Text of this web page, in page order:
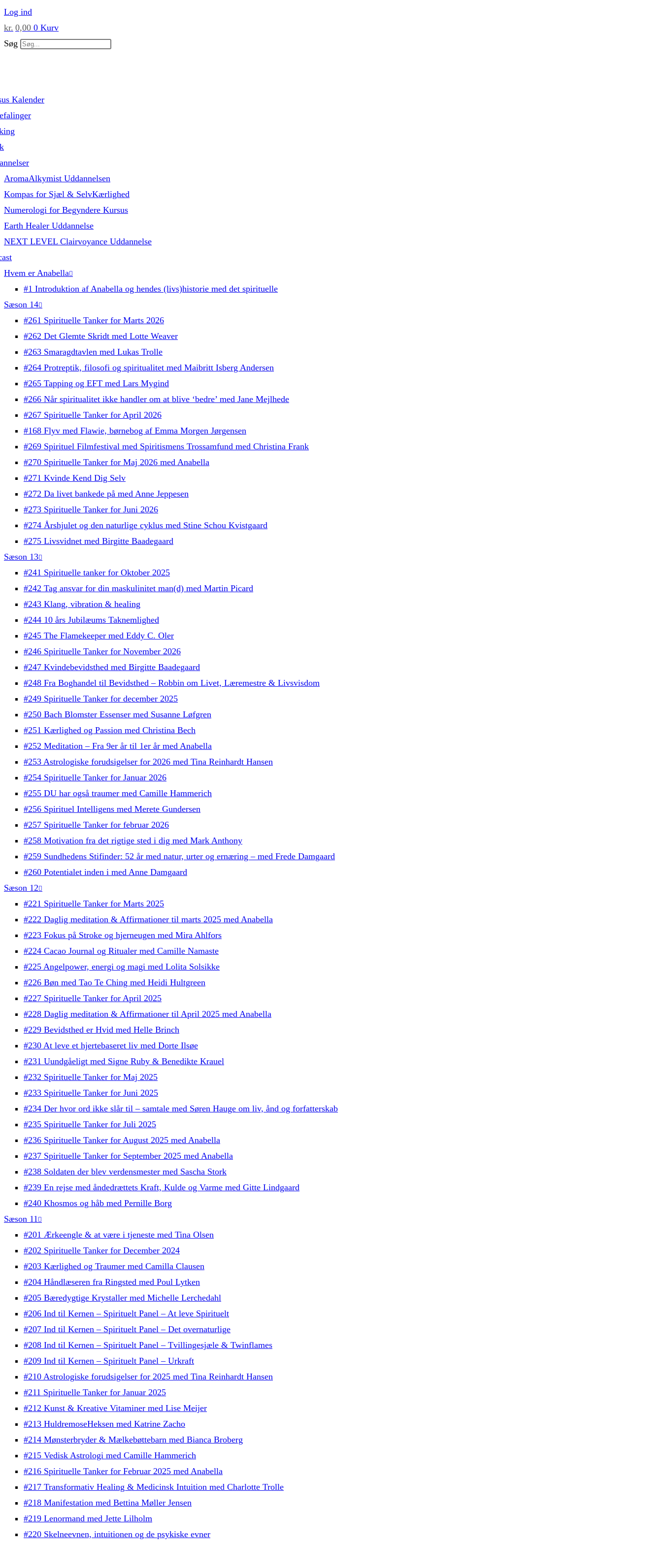
Skip
to
content
Log ind
kr. 0,00 0 Kurv
Søg
Kalender
AromaAlkymist Uddannelsen
Kompas for Sjæl & SelvKærlighed
Numerologi for Begyndere Kursus
Earth Healer Uddannelse
NEXT LEVEL Clairvoyance Uddannelse
Hvem er Anabella
#1 Introduktion af Anabella og hendes (livs)historie med det spirituelle
Sæson 14
#261 Spirituelle Tanker for Marts 2026
#262 Det Glemte Skridt med Lotte Weaver
#263 Smaragdtavlen med Lukas Trolle
#264 Protreptik, filosofi og spiritualitet med Maibritt Isberg Andersen
#265 Tapping og EFT med Lars Mygind
#266 Når spiritualitet ikke handler om at blive ‘bedre’ med Jane Mejlhede
#267 Spirituelle Tanker for April 2026
#168 Flyv med Flawie, børnebog af Emma Morgen Jørgensen
#269 Spirituel Filmfestival med Spiritismens Trossamfund med Christina Frank
#270 Spirituelle Tanker for Maj 2026 med Anabella
#271 Kvinde Kend Dig Selv
#272 Da livet bankede på med Anne Jeppesen
#273 Spirituelle Tanker for Juni 2026
#274 Årshjulet og den naturlige cyklus med Stine Schou Kvistgaard
#275 Livsvidnet med Birgitte Baadegaard
Sæson 13
#241 Spirituelle tanker for Oktober 2025
#242 Tag ansvar for din maskulinitet man(d) med Martin Picard
#243 Klang, vibration & healing
#244 10 års Jubilæums Taknemlighed
#245 The Flamekeeper med Eddy C. Oler
#246 Spirituelle Tanker for November 2026
#247 Kvindebevidsthed med Birgitte Baadegaard
#248 Fra Boghandel til Bevidsthed – Robbin om Livet, Læremestre & Livsvisdom
#249 Spirituelle Tanker for december 2025
#250 Bach Blomster Essenser med Susanne Løfgren
#251 Kærlighed og Passion med Christina Bech
#252 Meditation – Fra 9er år til 1er år med Anabella
#253 Astrologiske forudsigelser for 2026 med Tina Reinhardt Hansen
#254 Spirituelle Tanker for Januar 2026
#255 DU har også traumer med Camille Hammerich
#256 Spirituel Intelligens med Merete Gundersen
#257 Spirituelle Tanker for februar 2026
#258 Motivation fra det rigtige sted i dig med Mark Anthony
#259 Sundhedens Stifinder: 52 år med natur, urter og ernæring – med Frede Damgaard
#260 Potentialet inden i med Anne Damgaard
Sæson 12
#221 Spirituelle Tanker for Marts 2025
#222 Daglig meditation & Affirmationer til marts 2025 med Anabella
#223 Fokus på Stroke og hjerneugen med Mira Ahlfors
#224 Cacao Journal og Ritualer med Camille Namaste
#225 Angelpower, energi og magi med Lolita Solsikke
#226 Bøn med Tao Te Ching med Heidi Hultgreen
#227 Spirituelle Tanker for April 2025
#228 Daglig meditation & Affirmationer til April 2025 med Anabella
#229 Bevidsthed er Hvid med Helle Brinch
#230 At leve et hjertebaseret liv med Dorte Ilsøe
#231 Uundgåeligt med Signe Ruby & Benedikte Krauel
#232 Spirituelle Tanker for Maj 2025
#233 Spirituelle Tanker for Juni 2025
#234 Der hvor ord ikke slår til – samtale med Søren Hauge om liv, ånd og forfatterskab
#235 Spirituelle Tanker for Juli 2025
#236 Spirituelle Tanker for August 2025 med Anabella
#237 Spirituelle Tanker for September 2025 med Anabella
#238 Soldaten der blev verdensmester med Sascha Stork
#239 En rejse med åndedrættets Kraft, Kulde og Varme med Gitte Lindgaard
#240 Khosmos og håb med Pernille Borg
Sæson 11
#201 Ærkeengle & at være i tjeneste med Tina Olsen
#202 Spirituelle Tanker for December 2024
#203 Kærlighed og Traumer med Camilla Clausen
#204 Håndlæseren fra Ringsted med Poul Lytken
#205 Bæredygtige Krystaller med Michelle Lerchedahl
#206 Ind til Kernen – Spirituelt Panel – At leve Spirituelt
#207 Ind til Kernen – Spirituelt Panel – Det overnaturlige
#208 Ind til Kernen – Spirituelt Panel – Tvillingesjæle & Twinflames
#209 Ind til Kernen – Spirituelt Panel – Urkraft
#210 Astrologiske forudsigelser for 2025 med Tina Reinhardt Hansen
#211 Spirituelle Tanker for Januar 2025
#212 Kunst & Kreative Vitaminer med Lise Meijer
#213 HuldremoseHeksen med Katrine Zacho
#214 Mønsterbryder & Mælkebøttebarn med Bianca Broberg
#215 Vedisk Astrologi med Camille Hammerich
#216 Spirituelle Tanker for Februar 2025 med Anabella
#217 Transformativ Healing & Medicinsk Intuition med Charlotte Trolle
#218 Manifestation med Bettina Møller Jensen
#219 Lenormand med Jette Lilholm
#220 Skelneevnen, intuitionen og de psykiske evner